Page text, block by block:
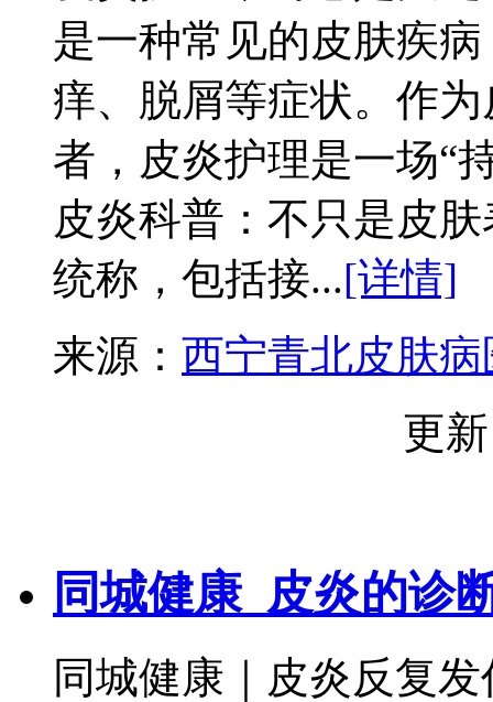
是一种常见的皮肤疾
痒、脱屑等症状。作
者，皮炎护理是一场“
皮炎科普：不只是皮
统称，包括接...[详情]
来源： 西宁青北皮肤病
更
同城健康_皮炎的诊
同城健康｜皮炎反复